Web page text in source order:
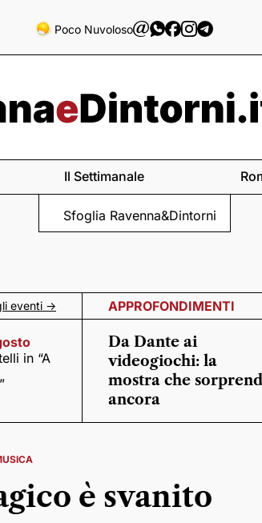
Poco Nuvoloso
Il Settimanale
Sfoglia Ravenna&Dintorni
eventi ->
in “A
APPROFONDIMENTI
Da Dante ai
videogiochi: la
mostra che
ancora
è svanito